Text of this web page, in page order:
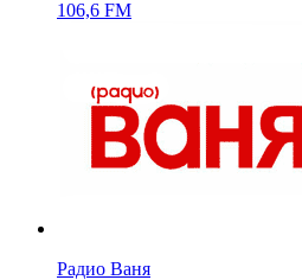
106,6 FM
Радио Ваня